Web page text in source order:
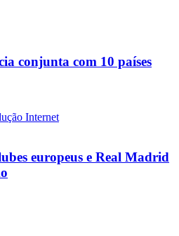
conjunta com 10 países
europeus e Real Madrid